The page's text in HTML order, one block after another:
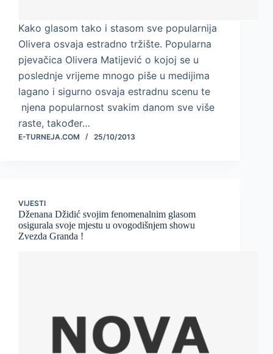
Kako glasom tako i stasom sve popularnija
Olivera osvaja estradno tržište. Popularna
pjevačica Olivera Matijević o kojoj se u
poslednje vrijeme mnogo piše u medijima
lagano i sigurno osvaja estradnu scenu te
njena popularnost svakim danom sve više
raste, također…
E-TURNEJA.COM 25/10/2013
VIJESTI
Dženana Džidić svojim fenomenalnim glasom
osigurala svoje mjestu u ovogodišnjem showu
Zvezda Granda !